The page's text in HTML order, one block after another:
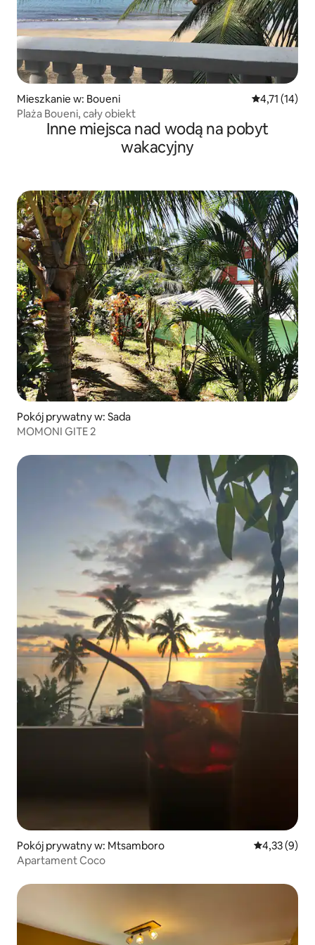
Mieszkanie w: Boueni Średnia
4,71 (14)
Plaża Boueni, cały obiekt
Inne miejsca nad wodą na pobyt
wakacyjny
Pokój prywatny w: Sada
MOMONI GITE 2
Pokój prywatny w: Mtsamboro Średnia
4,33 (9)
Apartament Coco